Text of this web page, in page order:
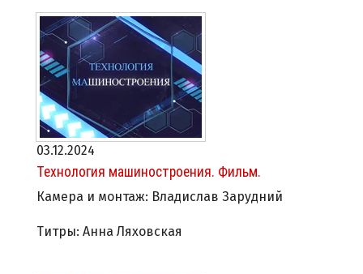
03.12.2024
Технология машиностроения. Фильм.
Камера и монтаж: Владислав Зарудний
Титры: Анна Ляховская